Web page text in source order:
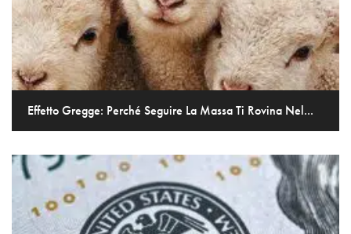
Effetto Gregge: Perché Seguire La Massa Ti Rovina Nel...